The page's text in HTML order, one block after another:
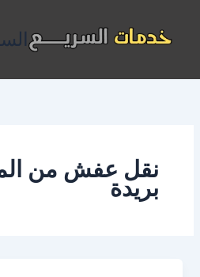
المحتوى
نقل عفش من
بريدة